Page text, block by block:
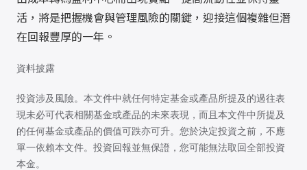
活，將是把握機會與管理風險的關鍵，迎接這個複雜但潛
在回報豐厚的一年。
資料披露
投資涉及風險。本文件中就任何特定基金或產品所提及的過往表
現未必可代表相關基金或產品的未來表現，而且本文件中所提及
的任何基金或產品的價值可跌亦可升。您於決定投資之前，不應
單一依賴本文件。投資回報並無保證，您可能無法取回全部投資
本金。